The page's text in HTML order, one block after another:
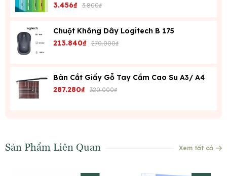
3.456₫ 3.800₫
Chuột Không Dây Logitech B 175
213.840₫ 270.000₫
Bàn Cắt Giấy Gỗ Tay Cầm Cao Su A3/ A4
287.280₫ 320.000₫
Sản Phẩm Liên Quan Xem tất cả